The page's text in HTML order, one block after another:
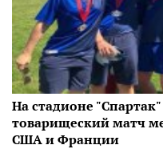
На стадионе "Спартак"
товарищеский матч
США и Франции